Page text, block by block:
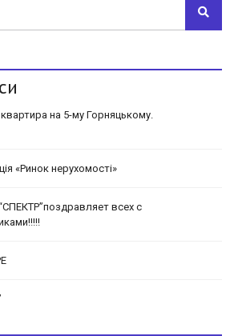
на 5-му Горняцькому.
«Ринок нерухомості»
всех с